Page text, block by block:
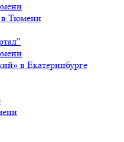
в Тюмени
в Екатеринбурге